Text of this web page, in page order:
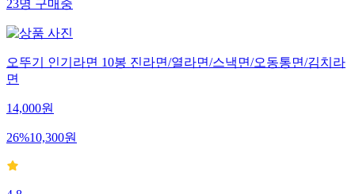
23명구매중
오뚜기 인기라면 10봉 진라면/열라면/스낵면/오동통면/김치라
면
14,000원
26%10,300원